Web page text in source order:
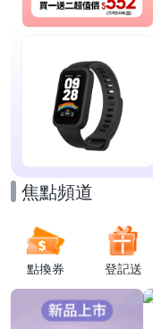
焦點頻道
點換券 登記送